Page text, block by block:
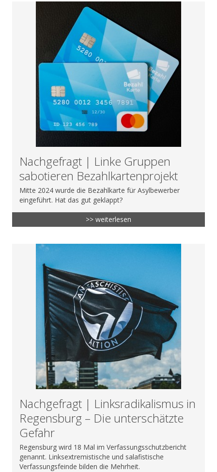
Nachgefragt | Linke Gruppen
sabotieren Bezahlkartenprojekt
Mitte 2024 wurde die Bezahlkarte für Asylbewerber
eingeführt. Hat das gut geklappt?
>> weiterlesen
Nachgefragt | Linksradikalismus in
Regensburg – Die unterschätzte
Gefahr
Regensburg wird 18 Mal im Verfassungsschutzbericht
genannt. Linksextremistische und salafistische
Verfassungsfeinde bilden die Mehrheit.